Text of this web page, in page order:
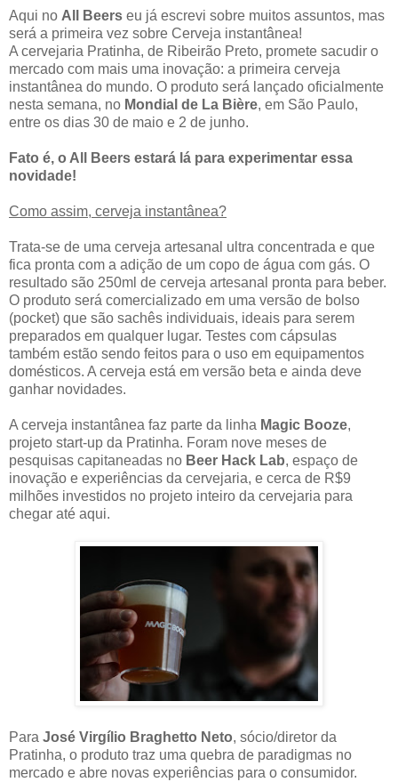
Aqui no All Beers eu já escrevi sobre muitos assuntos, mas
será a primeira vez sobre Cerveja instantânea!
A cervejaria Pratinha, de Ribeirão Preto, promete sacudir o
mercado com mais uma inovação: a primeira cerveja
instantânea do mundo. O produto será lançado oficialmente
nesta semana, no Mondial de La Bière, em São Paulo,
entre os dias 30 de maio e 2 de junho.
Fato é, o All Beers estará lá para experimentar essa
novidade!
Como assim, cerveja instantânea?
Trata-se de uma cerveja artesanal ultra concentrada e que
fica pronta com a adição de um copo de água com gás. O
resultado são 250ml de cerveja artesanal pronta para beber.
O produto será comercializado em uma versão de bolso
(pocket) que são sachês individuais, ideais para serem
preparados em qualquer lugar. Testes com cápsulas
também estão sendo feitos para o uso em equipamentos
domésticos. A cerveja está em versão beta e ainda deve
ganhar novidades.
A cerveja instantânea faz parte da linha Magic Booze,
projeto start-up da Pratinha. Foram nove meses de
pesquisas capitaneadas no Beer Hack Lab, espaço de
inovação e experiências da cervejaria, e cerca de R$9
milhões investidos no projeto inteiro da cervejaria para
chegar até aqui.
Para José Virgílio Braghetto Neto, sócio/diretor da
Pratinha, o produto traz uma quebra de paradigmas no
mercado e abre novas experiências para o consumidor.